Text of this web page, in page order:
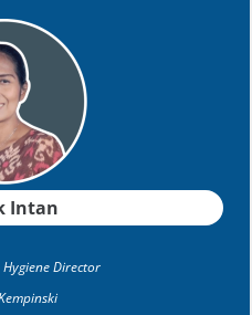
Intan
Director